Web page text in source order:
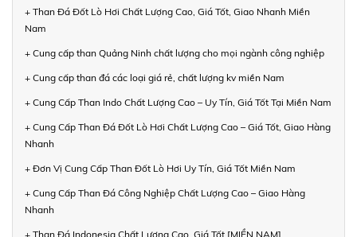
+ Than Đá Đốt Lò Hơi Chất Lượng Cao, Giá Tốt, Giao Nhanh Miền
Nam
+ Cung cấp than Quảng Ninh chất lượng cho mọi ngành công nghiệp
+ Cung cấp than đá các loại giá rẻ, chất lượng kv miền Nam
+ Cung Cấp Than Indo Chất Lượng Cao – Uy Tín, Giá Tốt Tại Miền Nam
+ Cung Cấp Than Đá Đốt Lò Hơi Chất Lượng Cao – Giá Tốt, Giao Hàng
Nhanh
+ Đơn Vị Cung Cấp Than Đốt Lò Hơi Uy Tín, Giá Tốt Miền Nam
+ Cung Cấp Than Đá Công Nghiệp Chất Lượng Cao – Giao Hàng
Nhanh
+ Than Đá Indonesia Chất Lượng Cao, Giá Tốt [MIỀN NAM]